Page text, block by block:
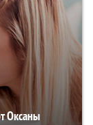
Оксаны